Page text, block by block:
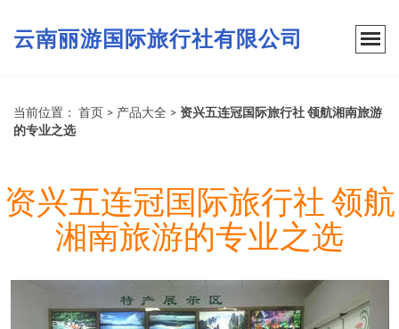
云南丽游国际旅行社有限公司
当前位置： 首页 > 产品大全 > 资兴五连冠国际旅行社 领航湘南旅游
的专业之选
资兴五连冠国际旅行社 领航
湘南旅游的专业之选